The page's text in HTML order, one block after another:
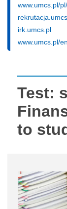
www.umcs.pl/
irk.umcs.pl
www.umcs.pl/en
Test:
to